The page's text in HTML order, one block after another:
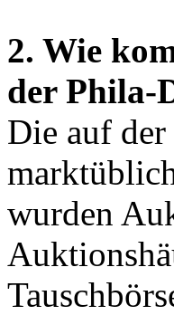
2. Wie
der Phila-
Die auf der
wurden